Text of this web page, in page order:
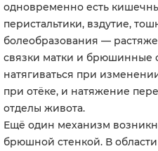
одновременно есть
перистальтики, вздутие,
болеобразования —
связки матки и брюшинные
натягиваться при
при отёке, и натяжение
отделы живота.
Ещё один механизм
брюшной стенкой. В области